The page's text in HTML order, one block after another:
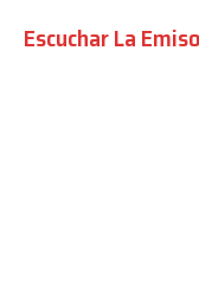
Escuchar La